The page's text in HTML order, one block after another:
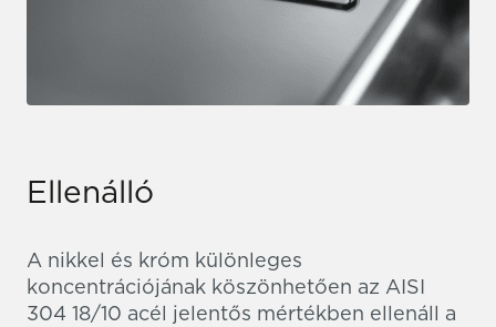
Ellenálló
A nikkel és króm különleges
koncentrációjának köszönhetően az AISI
304 18/10 acél jelentős mértékben ellenáll a